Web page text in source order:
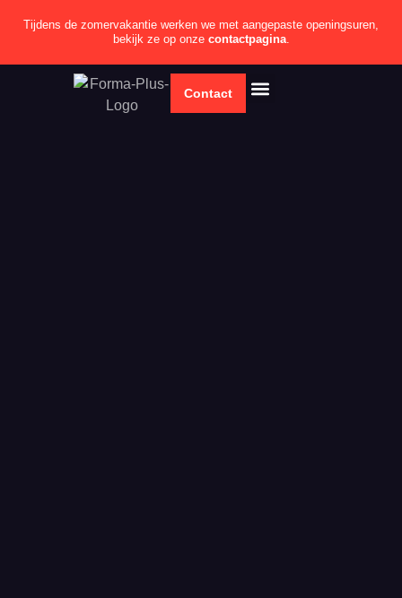
Tijdens de zomervakantie werken we met aangepaste openingsuren,
bekijk ze op onze contactpagina.
Contact